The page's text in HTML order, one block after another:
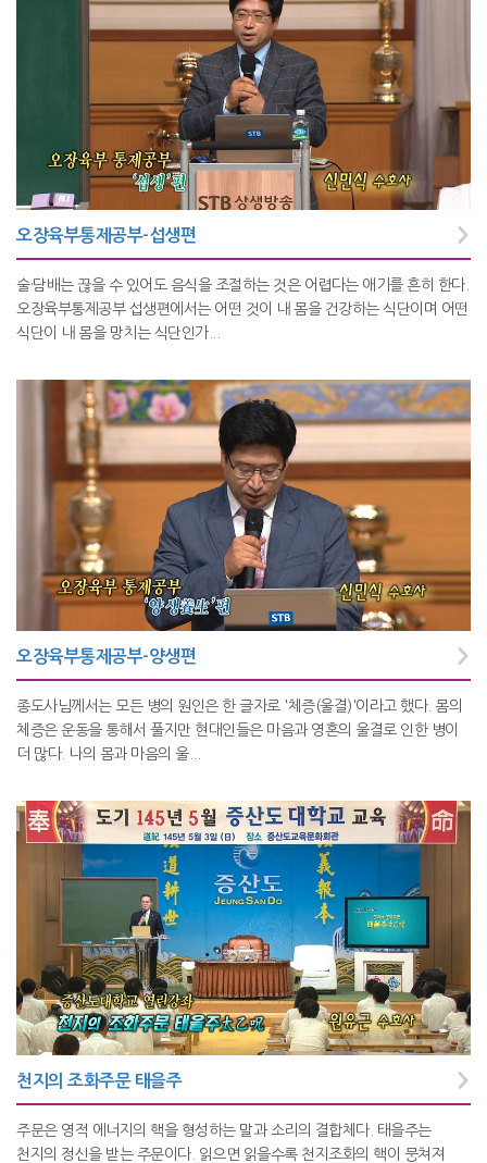
오장육부통제공부-섭생편
술·담배는 끊을 수 있어도 음식을 조절하는 것은 어렵다는 애기를 흔히 한다.
오장육부통제공부 섭생편에서는 어떤 것이 내 몸을 건강하는 식단이며 어떤
식단이 내 몸을 망치는 식단인가...
오장육부통제공부-양생편
종도사님께서는 모든 병의 원인은 한 글자로 '체증(울결)'이라고 했다. 몸의
체증은 운동을 통해서 풀지만 현대인들은 마음과 영혼의 울결로 인한 병이
더 많다. 나의 몸과 마음의 울...
천지의 조화주문 태을주
주문은 영적 에너지의 핵을 형성하는 말과 소리의 결합체다. 태을주는
천지의 정신을 받는 주문이다. 읽으면 읽을수록 천지조화의 핵이 뭉쳐져